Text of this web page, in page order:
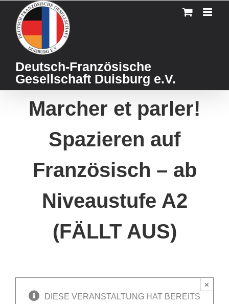
content
Deutsch-Französische
Gesellschaft Duisburg e.V.
Marcher et parler!
Spazieren auf
Französisch – ab
Niveaustufe A2
(FÄLLT AUS)
DIESE VERANSTALTUNG HAT BEREITS
×